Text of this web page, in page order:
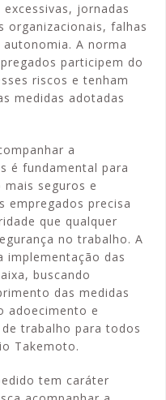
jornadas
organizacionais, falhas
A norma
participem do
riscos e tenham
medidas adotadas
a
é fundamental para
seguros e
empregados precisa
que qualquer
no trabalho. A
implementação das
buscando
das medidas
adoecimento e
trabalho para todos
Takemoto.
tem caráter